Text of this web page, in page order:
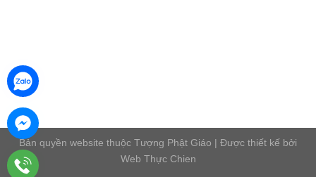
Bản quyền website thuộc Tượng Phật Giáo | Được thiết kế bởi
Web Thực Chien